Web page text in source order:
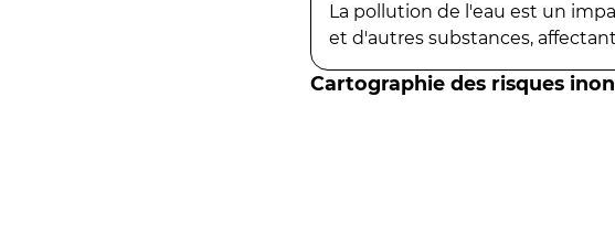
La pollution de l'eau est un
et d'autres substances,
Cartographie des risques